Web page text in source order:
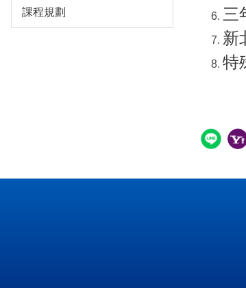
課程規劃
三
新
特